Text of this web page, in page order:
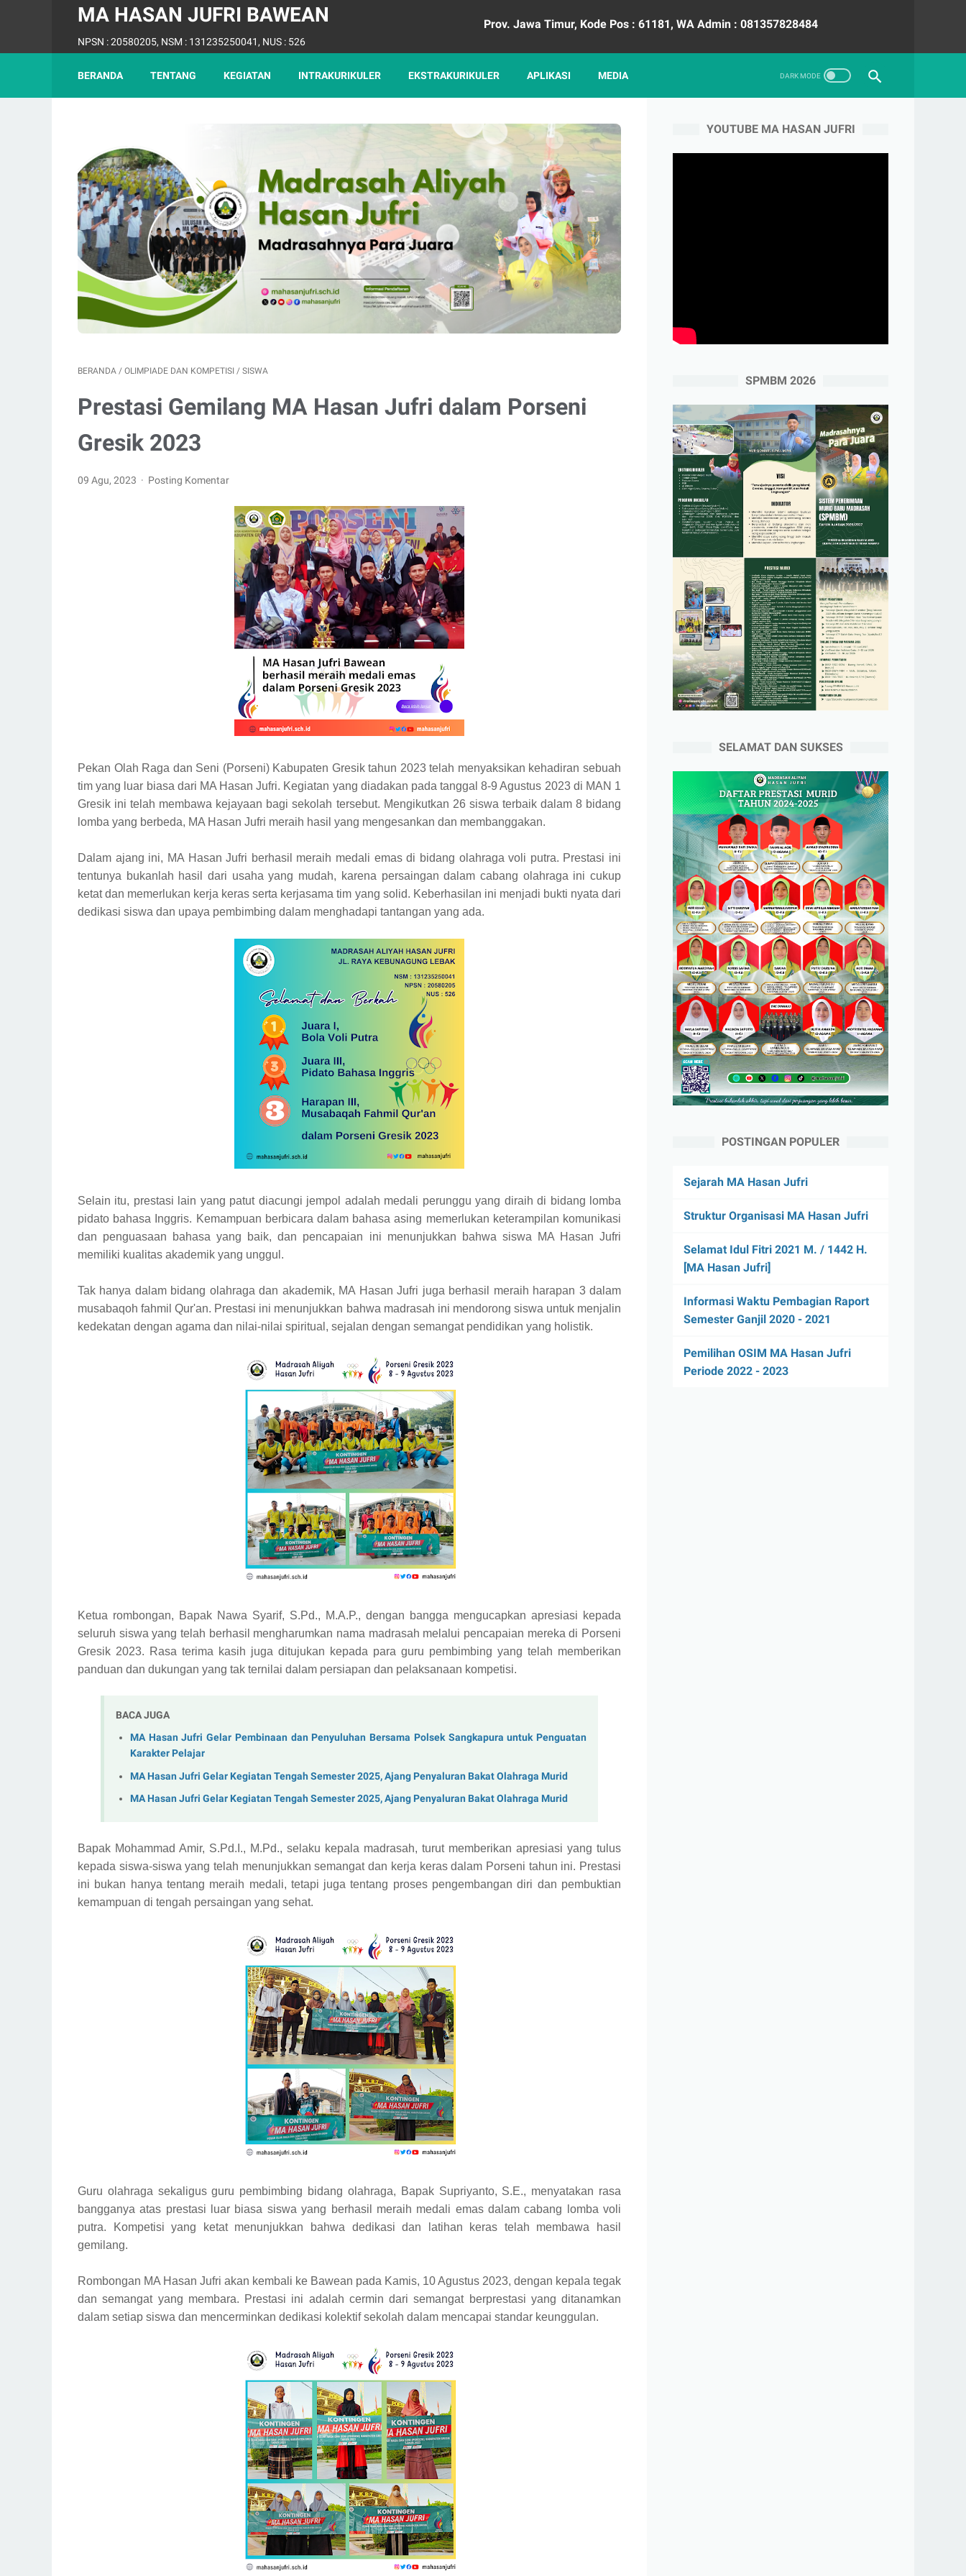
MA HASAN JUFRI BAWEAN
NPSN : 20580205, NSM : 131235250041, NUS : 526
Alamat : Jl. Raya Kebunagung, Ds. Lebak, Kec. Sangkapura, Kab. Gresik, Prov. Jawa Timur, Kode Pos : 61181, WA Admin : 081357828484
BERANDA TENTANG KEGIATAN INTRAKURIKULER EKSTRAKURIKULER APLIKASI MEDIA
BERANDA / OLIMPIADE DAN KOMPETISI / SISWA
Prestasi Gemilang MA Hasan Jufri dalam Porseni
Gresik 2023
09 Agu, 2023 Posting Komentar
Pekan Olah Raga dan Seni (Porseni) Kabupaten Gresik tahun 2023 telah menyaksikan kehadiran sebuah
tim yang luar biasa dari MA Hasan Jufri. Kegiatan yang diadakan pada tanggal 8-9 Agustus 2023 di MAN 1
Gresik ini telah membawa kejayaan bagi sekolah tersebut. Mengikutkan 26 siswa terbaik dalam 8 bidang
lomba yang berbeda, MA Hasan Jufri meraih hasil yang mengesankan dan membanggakan.
Dalam ajang ini, MA Hasan Jufri berhasil meraih medali emas di bidang olahraga voli putra. Prestasi ini
tentunya bukanlah hasil dari usaha yang mudah, karena persaingan dalam cabang olahraga ini cukup
ketat dan memerlukan kerja keras serta kerjasama tim yang solid. Keberhasilan ini menjadi bukti nyata dari
dedikasi siswa dan upaya pembimbing dalam menghadapi tantangan yang ada.
Selain itu, prestasi lain yang patut diacungi jempol adalah medali perunggu yang diraih di bidang lomba
pidato bahasa Inggris. Kemampuan berbicara dalam bahasa asing memerlukan keterampilan komunikasi
dan penguasaan bahasa yang baik, dan pencapaian ini menunjukkan bahwa siswa MA Hasan Jufri
memiliki kualitas akademik yang unggul.
Tak hanya dalam bidang olahraga dan akademik, MA Hasan Jufri juga berhasil meraih harapan 3 dalam
musabaqoh fahmil Qur'an. Prestasi ini menunjukkan bahwa madrasah ini mendorong siswa untuk menjalin
kedekatan dengan agama dan nilai-nilai spiritual, sejalan dengan semangat pendidikan yang holistik.
Ketua rombongan, Bapak Nawa Syarif, S.Pd., M.A.P., dengan bangga mengucapkan apresiasi kepada
seluruh siswa yang telah berhasil mengharumkan nama madrasah melalui pencapaian mereka di Porseni
Gresik 2023. Rasa terima kasih juga ditujukan kepada para guru pembimbing yang telah memberikan
panduan dan dukungan yang tak ternilai dalam persiapan dan pelaksanaan kompetisi.
BACA JUGA
MA Hasan Jufri Gelar Pembinaan dan Penyuluhan Bersama Polsek Sangkapura untuk Penguatan
Karakter Pelajar
MA Hasan Jufri Gelar Kegiatan Tengah Semester 2025, Ajang Penyaluran Bakat Olahraga Murid
MA Hasan Jufri Gelar Kegiatan Tengah Semester 2025, Ajang Penyaluran Bakat Olahraga Murid
Bapak Mohammad Amir, S.Pd.I., M.Pd., selaku kepala madrasah, turut memberikan apresiasi yang tulus
kepada siswa-siswa yang telah menunjukkan semangat dan kerja keras dalam Porseni tahun ini. Prestasi
ini bukan hanya tentang meraih medali, tetapi juga tentang proses pengembangan diri dan pembuktian
kemampuan di tengah persaingan yang sehat.
Guru olahraga sekaligus guru pembimbing bidang olahraga, Bapak Supriyanto, S.E., menyatakan rasa
bangganya atas prestasi luar biasa siswa yang berhasil meraih medali emas dalam cabang lomba voli
putra. Kompetisi yang ketat menunjukkan bahwa dedikasi dan latihan keras telah membawa hasil
gemilang.
Rombongan MA Hasan Jufri akan kembali ke Bawean pada Kamis, 10 Agustus 2023, dengan kepala tegak
dan semangat yang membara. Prestasi ini adalah cermin dari semangat berprestasi yang ditanamkan
dalam setiap siswa dan mencerminkan dedikasi kolektif sekolah dalam mencapai standar keunggulan.
YOUTUBE MA HASAN JUFRI
SPMBM 2026
SELAMAT DAN SUKSES
POSTINGAN POPULER
Sejarah MA Hasan Jufri
Struktur Organisasi MA Hasan Jufri
Selamat Idul Fitri 2021 M. / 1442 H.
[MA Hasan Jufri]
Informasi Waktu Pembagian Raport
Semester Ganjil 2020 - 2021
Pemilihan OSIM MA Hasan Jufri
Periode 2022 - 2023